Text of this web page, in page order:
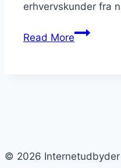
erhvervskunder fra
Read MoreVDSL
© 2026 Internetudbyder